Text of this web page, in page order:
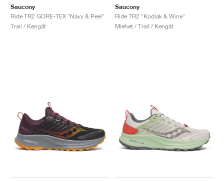
Saucony
Ride TR2 GORE-TEX "Navy & Peel"
Trail / Kengät
Saucony
Ride TR2 "Kodiak & Wine"
Miehet / Trail / Kengät